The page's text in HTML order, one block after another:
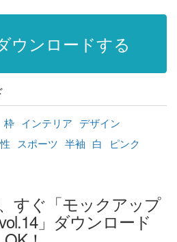
ウンロードする
枠 インテリア デザイン
スポーツ 半袖 白
ピンク
すぐ「モックアップ
」ダウンロード